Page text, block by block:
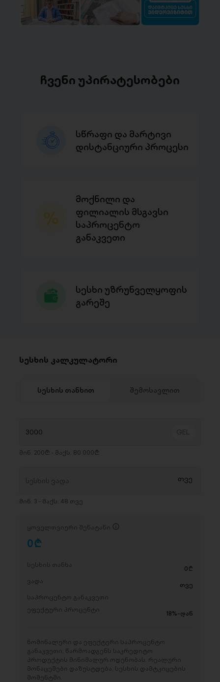
ჩვენი უპირატესობები
სწრაფი და მარტივი
დისტანციური პროცესი
მოქნილი და
ფილიალის მსგავსი
საპროცენტო
განაკვეთი
სესხი უზრუნველყოფის
გარეშე
სესხის კალკულატორი
სესხის თანხით შემოსავლით
მინ. 200₾ - მაქს. 80 000₾
მინ. 3 - მაქს. 48 თვე
ყოველთვიური შენატანი
0D
სესხის თანხა 0 D
ვადა
თვე
საპროცენტო განაკვეთი
ეფექტური პროცენტი
18%-დან
ნომინალური და ეფექტური საპროცენტო
განაკვეთი, წარმოადგენს საკრედიტო
პროდუქტის მინიმალურ ოდენობას. რეალური
მონაცემები დაზუსტდება, სესხის დამტკიცების
მომენტში.